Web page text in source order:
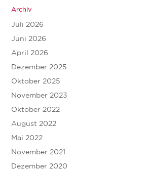
Archiv
Juli 2026
Juni 2026
April 2026
Dezember 2025
Oktober 2025
November 2023
Oktober 2022
August 2022
Mai 2022
November 2021
Dezember 2020